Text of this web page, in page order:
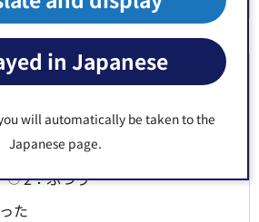
in Japanese
will automatically be taken to the
Japanese page.
イトにするためにみなさまのご
立ちましたか？
2：ふつう
た